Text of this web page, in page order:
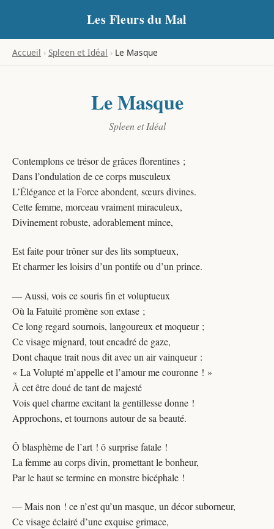
Les Fleurs du Mal
Accueil › Spleen et Idéal › Le Masque
Le Masque
Spleen et Idéal
Contemplons ce trésor de grâces florentines ;
Dans l’ondulation de ce corps musculeux
L’Élégance et la Force abondent, sœurs divines.
Cette femme, morceau vraiment miraculeux,
Divinement robuste, adorablement mince,
Est faite pour trôner sur des lits somptueux,
Et charmer les loisirs d’un pontife ou d’un prince.
— Aussi, vois ce souris fin et voluptueux
Où la Fatuité promène son extase ;
Ce long regard sournois, langoureux et moqueur ;
Ce visage mignard, tout encadré de gaze,
Dont chaque trait nous dit avec un air vainqueur :
« La Volupté m’appelle et l’amour me couronne ! »
À cet être doué de tant de majesté
Vois quel charme excitant la gentillesse donne !
Approchons, et tournons autour de sa beauté.
Ô blasphème de l’art ! ô surprise fatale !
La femme au corps divin, promettant le bonheur,
Par le haut se termine en monstre bicéphale !
— Mais non ! ce n’est qu’un masque, un décor suborneur,
Ce visage éclairé d’une exquise grimace,